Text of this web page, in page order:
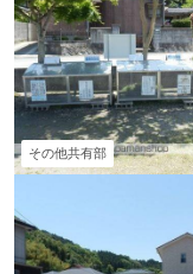
その他共有部